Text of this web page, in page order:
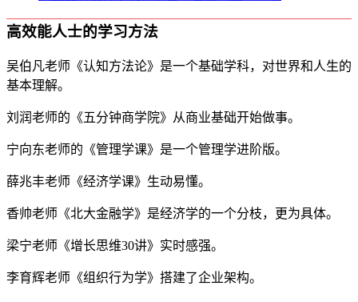
高效能人士的学习方法
吴伯凡老师《认知方法论》是一个基础学科，对世界和人生的
基本理解。
刘润老师的《五分钟商学院》从商业基础开始做事。
宁向东老师的《管理学课》是一个管理学进阶版。
薛兆丰老师《经济学课》生动易懂。
香帅老师《北大金融学》是经济学的一个分枝，更为具体。
梁宁老师《增长思维30讲》实时感强。
李育辉老师《组织行为学》搭建了企业架构。